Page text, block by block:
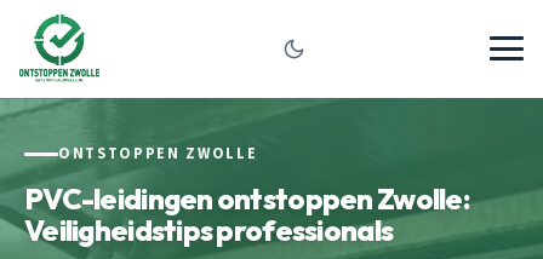
ONTSTOPPEN ZWOLLE
PVC-leidingen ontstoppen Zwolle:
Veiligheidstips professionals